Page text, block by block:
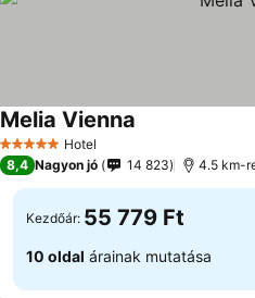
5 KategóriaHotel
Melia Vienna
8,4 Nagyon jó 14 823 4.5 km-
Kezdőár: 55 779 Ft
10 oldal árainak mutatása